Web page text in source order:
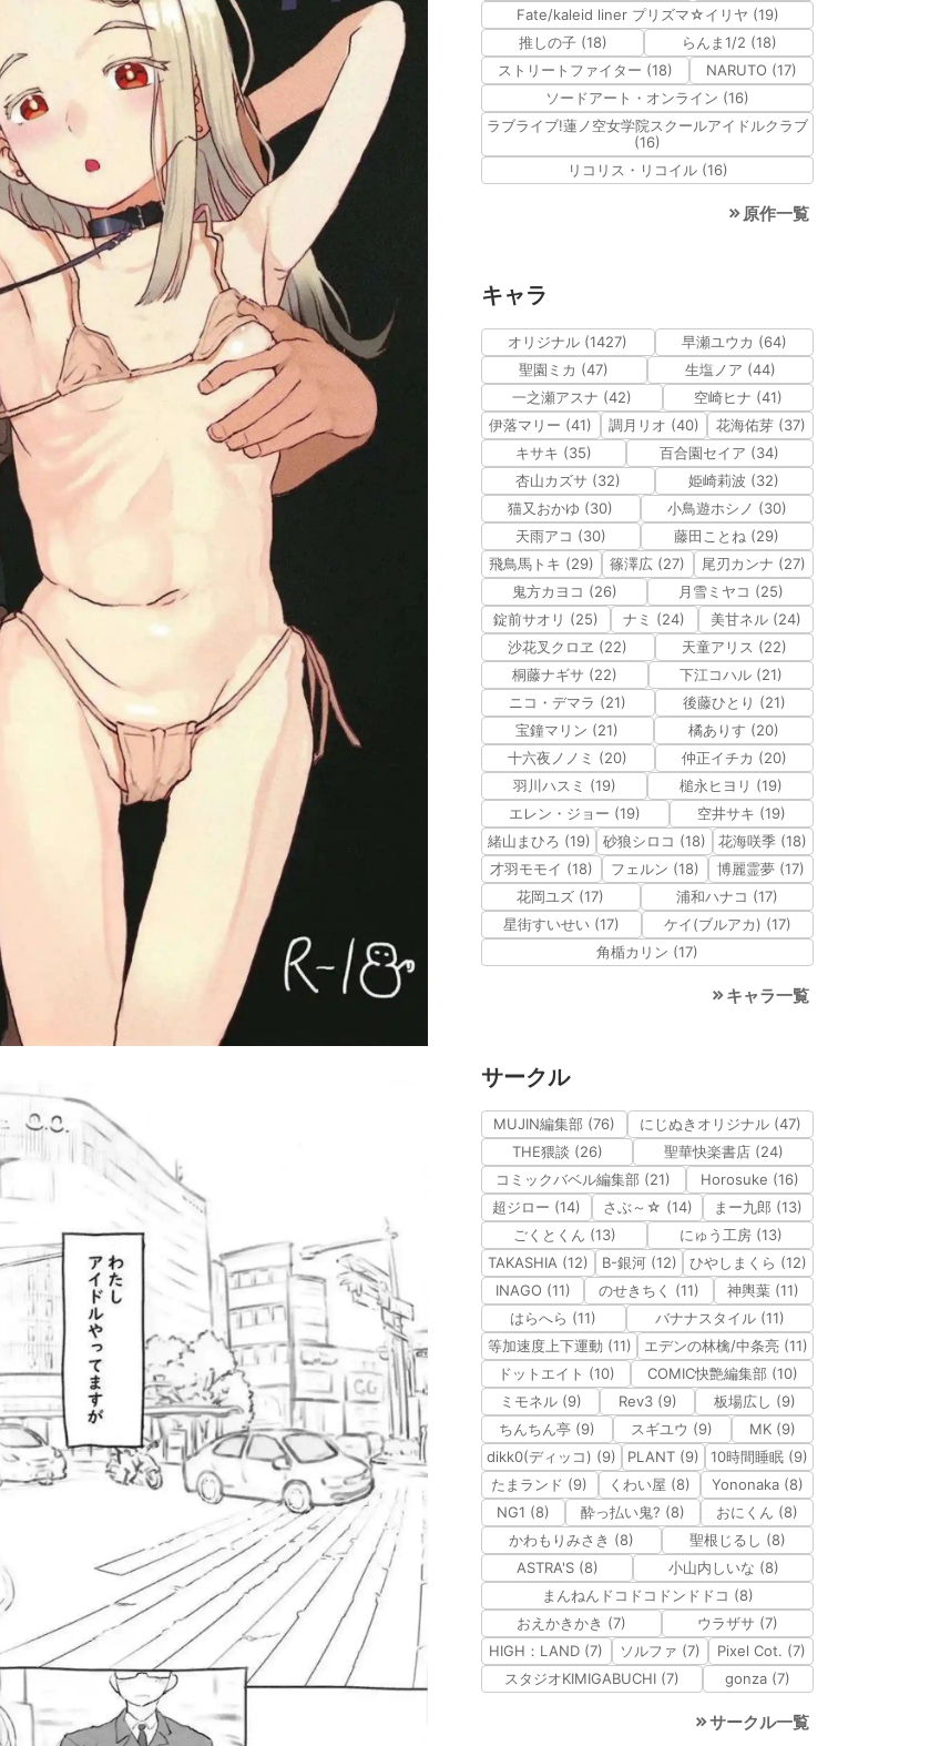
Fate/kaleid liner プリズマ☆イリヤ (19)
推しの子 (18)
らんま1/2 (18)
ストリートファイター (18)
NARUTO (17)
ソードアート・オンライン (16)
ラブライブ!蓮ノ空女学院スクールアイドルクラブ
(16)
リコリス・リコイル (16)
原作一覧
キャラ
オリジナル (1427)
早瀬ユウカ (64)
聖園ミカ (47)
生塩ノア (44)
一之瀬アスナ (42)
空崎ヒナ (41)
伊落マリー (41)
調月リオ (40)
花海佑芽 (37)
キサキ (35)
百合園セイア (34)
杏山カズサ (32)
姫崎莉波 (32)
猫又おかゆ (30)
小鳥遊ホシノ (30)
天雨アコ (30)
藤田ことね (29)
飛鳥馬トキ (29)
篠澤広 (27)
尾刃カンナ (27)
鬼方カヨコ (26)
月雪ミヤコ (25)
錠前サオリ (25)
ナミ (24)
美甘ネル (24)
沙花叉クロヱ (22)
天童アリス (22)
桐藤ナギサ (22)
下江コハル (21)
ニコ・デマラ (21)
後藤ひとり (21)
宝鐘マリン (21)
橘ありす (20)
十六夜ノノミ (20)
仲正イチカ (20)
羽川ハスミ (19)
槌永ヒヨリ (19)
エレン・ジョー (19)
空井サキ (19)
緒山まひろ (19)
砂狼シロコ (18)
花海咲季 (18)
才羽モモイ (18)
フェルン (18)
博麗霊夢 (17)
花岡ユズ (17)
浦和ハナコ (17)
星街すいせい (17)
ケイ(ブルアカ) (17)
角楯カリン (17)
キャラ一覧
サークル
MUJIN編集部 (76)
にじぬきオリジナル (47)
THE猥談 (26)
聖華快楽書店 (24)
コミックバベル編集部 (21)
Horosuke (16)
超ジロー (14)
さぶ～☆ (14)
まー九郎 (13)
ごくとくん (13)
にゅう工房 (13)
TAKASHIA (12)
B-銀河 (12)
ひやしまくら (12)
INAGO (11)
のせきちく (11)
神輿葉 (11)
はらへら (11)
バナナスタイル (11)
等加速度上下運動 (11)
エデンの林檎/中条亮 (11)
ドットエイト (10)
COMIC快艶編集部 (10)
ミモネル (9)
Rev3 (9)
板場広し (9)
ちんちん亭 (9)
スギユウ (9)
MK (9)
dikk0(ディッコ) (9)
PLANT (9)
10時間睡眠 (9)
たまランド (9)
くわい屋 (8)
Yononaka (8)
NG1 (8)
酔っ払い鬼? (8)
おにくん (8)
かわもりみさき (8)
聖根じるし (8)
ASTRA'S (8)
小山内しいな (8)
まんねんドコドコドンドドコ (8)
おえかきかき (7)
ウラザサ (7)
HIGH：LAND (7)
ソルファ (7)
Pixel Cot. (7)
スタジオKIMIGABUCHI (7)
gonza (7)
サークル一覧